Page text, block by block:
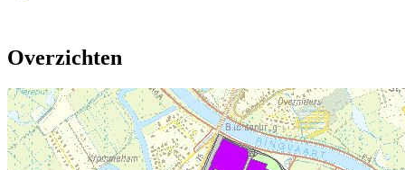
Overzichten